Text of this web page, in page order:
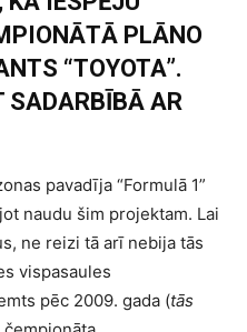
PLĀNO
“TOYOTA”.
SADARBĪBĀ AR
pavadīja “Formulā 1”
naudu šim projektam. Lai
ne reizi tā arī nebija tās
vispasaules
pēc 2009. gada (tās